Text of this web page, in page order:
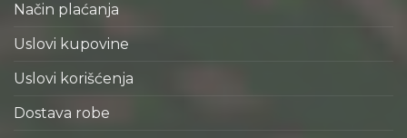
Način plaćanja
Uslovi kupovine
Uslovi korišćenja
Dostava robe